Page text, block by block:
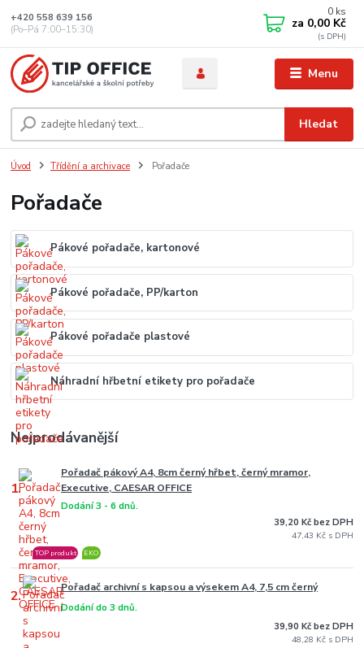
Menu
Hledat
+420 558 639 156
(Po–Pá 7:00–15:30)
0 ks
za 0,00 Kč
Úvod Třídění a archivace Pořadače
Pořadače
Pákové pořadače, kartonové
Pákové pořadače, PP/karton
Pákové pořadače plastové
Náhradní hřbetní etikety pro pořadače
Nejprodávanější
1.
Pořadač pákový A4, 8cm černý hřbet, černý mramor,
Executive, CAESAR OFFICE
Dodání 3 - 6 dnů.
TOP produkt EKO
47,43 Kč
39,20 Kč bez DPH
2. Pořadač archivní s kapsou a výsekem A4, 7,5 cm černý
Dodání do 3 dnů.
48,28 Kč
39,90 Kč bez DPH